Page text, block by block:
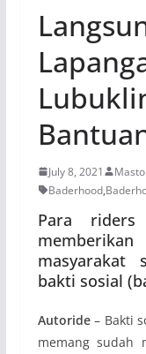
July 8, 2021
Baderhood,
Para riders
masyarakat
bakti sosial
Autoride– Bakti
memang sudah